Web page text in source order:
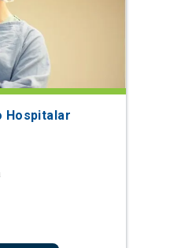
Hospitalar